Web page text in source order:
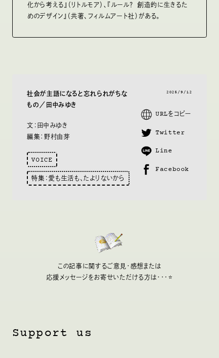
化から考える』（リトルモア）、『ルール？ 創造的に生きるた
めのデザイン』（共著、フィルムアート社）がある。
社会が主語になると忘れられがちな
もの／田中みゆき
文：田中みゆき
編集：野村由芽
VOICE
特集：愛も生活も、たよりないから
2025/9/12
URLをコピー
Twitter
Line
Facebook
この記事に関するご意見・感想または
応援メッセージをお寄せいただける方は・・・⭐
Support us